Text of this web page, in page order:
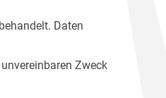
Daten
Zweck